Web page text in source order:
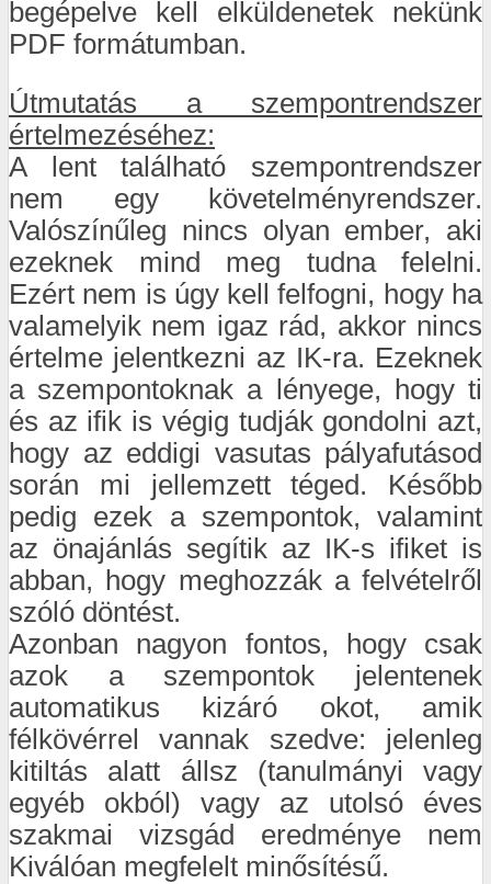
begépelve kell elküldenetek nekünk
PDF formátumban.
Útmutatás a szempontrendszer
értelmezéséhez:
A lent található szempontrendszer
nem egy követelményrendszer.
Valószínűleg nincs olyan ember, aki
ezeknek mind meg tudna felelni.
Ezért nem is úgy kell felfogni, hogy ha
valamelyik nem igaz rád, akkor nincs
értelme jelentkezni az IK-ra. Ezeknek
a szempontoknak a lényege, hogy ti
és az ifik is végig tudják gondolni azt,
hogy az eddigi vasutas pályafutásod
során mi jellemzett téged. Később
pedig ezek a szempontok, valamint
az önajánlás segítik az IK-s ifiket is
abban, hogy meghozzák a felvételről
szóló döntést.
Azonban nagyon fontos, hogy csak
azok a szempontok jelentenek
automatikus kizáró okot, amik
félkövérrel vannak szedve: jelenleg
kitiltás alatt állsz (tanulmányi vagy
egyéb okból) vagy az utolsó éves
szakmai vizsgád eredménye nem
Kiválóan megfelelt minősítésű.